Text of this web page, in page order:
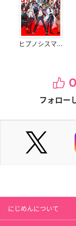
ヒプノシスマ...
フォロー
にじめんについて